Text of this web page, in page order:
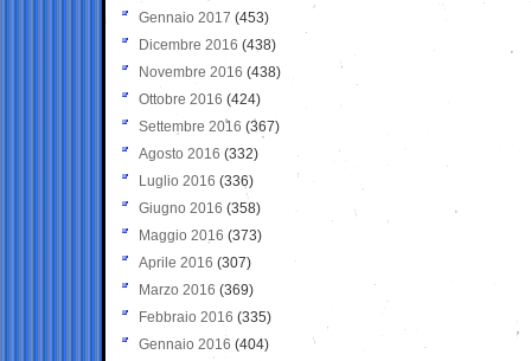
Gennaio 2017 (453)
Dicembre 2016 (438)
Novembre 2016 (438)
Ottobre 2016 (424)
Settembre 2016 (367)
Agosto 2016 (332)
Luglio 2016 (336)
Giugno 2016 (358)
Maggio 2016 (373)
Aprile 2016 (307)
Marzo 2016 (369)
Febbraio 2016 (335)
Gennaio 2016 (404)